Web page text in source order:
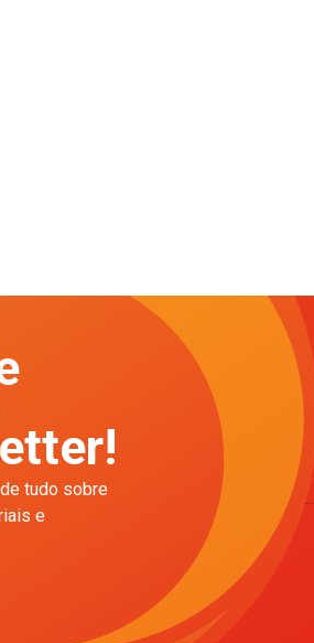
tudo sobre
e